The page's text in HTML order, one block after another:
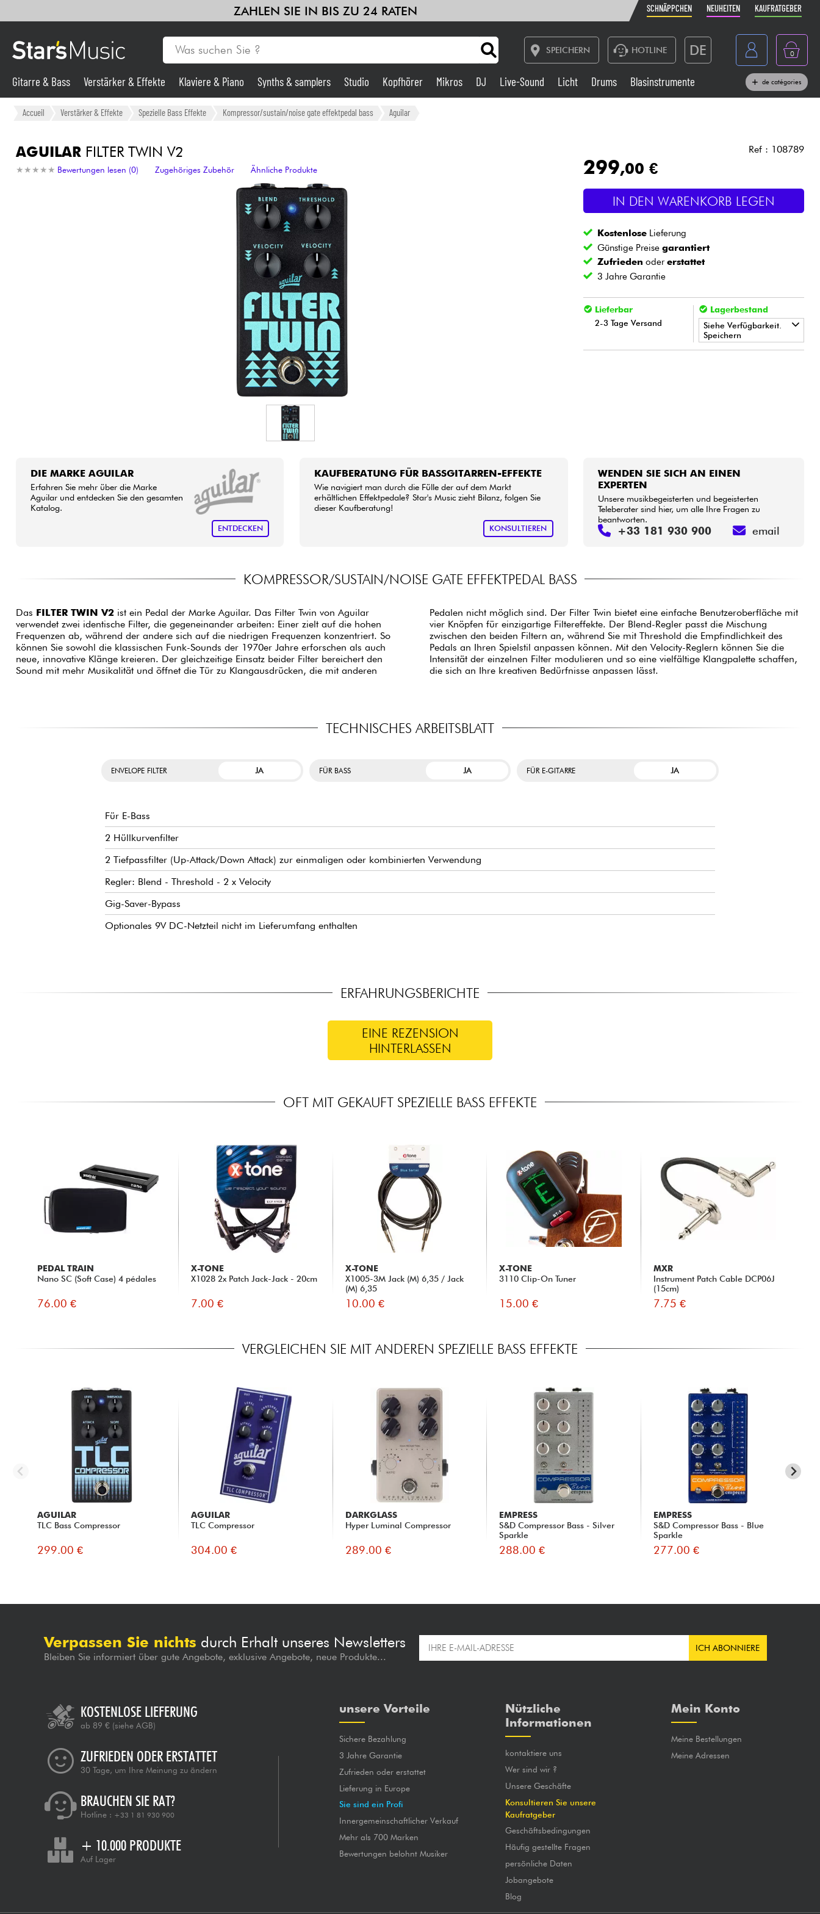
ZAHLEN SIE IN BIS ZU 24 RATEN SCHNÄPPCHEN NEUHEITEN KAUFRATGEBER
SPEICHERN HOTLINE DE
Belgique
Nederland
0
Gitarre & Bass Verstärker & Effekte
Synths & samplers
Live-Sound
Drums Blasinstrumente
Kinder Kabel & Zubehöre
Bundle
Gitarre & Bass Verstärker & Effekte Klaviere & Piano Synths & samplers Studio Kopfhörer Mikros DJ Live-Sound Licht Drums Blasinstrumente de catégories
Accueil Verstärker & Effekte Spezielle Bass Effekte Kompressor/sustain/noise gate effektpedal bass Aguilar
AGUILARFILTER TWIN V2
★ ★ ★ ★ ★
★ ★ ★ ★ ★ Bewertungen lesen (0) Zugehöriges Zubehör Ähnliche Produkte
Ref : 108789
299,00 €
IN DEN WARENKORB LEGEN
Kostenlose Lieferung
Günstige Preisegarantiert
Zufrieden odererstattet
3 Jahre Garantie
Lieferbar
2-3 Tage Versand
Lagerbestand
Siehe Verfügbarkeit.
Speichern
DIE MARKE AGUILAR
Erfahren Sie mehr über die Marke
Aguilar und entdecken Sie den gesamten
Katalog.
ENTDECKEN
KAUFBERATUNG FÜR BASSGITARREN-EFFEKTE
Wie navigiert man durch die Fülle der auf dem Markt
erhältlichen Effektpedale? Star's Music zieht Bilanz, folgen Sie
dieser Kaufberatung!
KONSULTIEREN
WENDEN SIE SICH AN EINEN
EXPERTEN
Unsere musikbegeisterten und begeisterten
Teleberater sind hier, um alle Ihre Fragen zu
beantworten.
+33 181 930 900 email
KOMPRESSOR/SUSTAIN/NOISE GATE EFFEKTPEDAL BASS
Das FILTER TWIN V2ist ein Pedal der Marke Aguilar. Das Filter Twin von Aguilar
verwendet zwei identische Filter, die gegeneinander arbeiten: Einer zielt auf die hohen
Frequenzen ab, während der andere sich auf die niedrigen Frequenzen konzentriert. So
können Sie sowohl die klassischen Funk-Sounds der 1970er Jahre erforschen als auch
neue, innovative Klänge kreieren. Der gleichzeitige Einsatz beider Filter bereichert den
Sound mit mehr Musikalität und öffnet die Tür zu Klangausdrücken, die mit anderen
Pedalen nicht möglich sind. Der Filter Twin bietet eine einfache Benutzeroberfläche mit
vier Knöpfen für einzigartige Filtereffekte. Der Blend-Regler passt die Mischung
zwischen den beiden Filtern an, während Sie mit Threshold die Empfindlichkeit des
Pedals an Ihren Spielstil anpassen können. Mit den Velocity-Reglern können Sie die
Intensität der einzelnen Filter modulieren und so eine vielfältige Klangpalette schaffen,
die sich an Ihre kreativen Bedürfnisse anpassen lässt.
TECHNISCHES ARBEITSBLATT
ENVELOPE FILTER JA FÜR BASS JA FÜR E-GITARRE JA
Für E-Bass
2 Hüllkurvenfilter
2 Tiefpassfilter (Up-Attack/Down Attack) zur einmaligen oder kombinierten Verwendung
Regler: Blend - Threshold - 2 x Velocity
Gig-Saver-Bypass
Optionales 9V DC-Netzteil nicht im Lieferumfang enthalten
ERFAHRUNGSBERICHTE
EINE REZENSION
HINTERLASSEN
OFT MIT GEKAUFT SPEZIELLE BASS EFFEKTE
PEDAL TRAIN
Nano SC (Soft Case) 4 pédales
76.00 €
X-TONE
X1028 2x Patch Jack-Jack - 20cm
7.00 €
X-TONE
X1005-3M Jack (M) 6,35 / Jack
(M) 6,35
10.00 €
X-TONE
3110 Clip-On Tuner
15.00 €
MXR
Instrument Patch Cable DCP06J
(15cm)
7.75 €
VERGLEICHEN SIE MIT ANDEREN SPEZIELLE BASS EFFEKTE
AGUILAR
TLC Bass Compressor
299.00 €
AGUILAR
TLC Compressor
304.00 €
DARKGLASS
Hyper Luminal Compressor
289.00 €
EMPRESS
S&D Compressor Bass - Silver
Sparkle
288.00 €
EMPRESS
S&D Compressor Bass - Blue
Sparkle
277.00 €
Verpassen Sie nichts durch Erhalt unseres Newsletters
Bleiben Sie informiert über gute Angebote, exklusive Angebote, neue Produkte...
ICH ABONNIERE
KOSTENLOSE LIEFERUNG
ab 89 € (siehe AGB)
ZUFRIEDEN ODER ERSTATTET
30 Tage, um Ihre Meinung zu ändern
BRAUCHEN SIE RAT?
Hotline : +33 1 81 930 900
+ 10.000 PRODUKTE
Auf Lager
unsere Vorteile
Sichere Bezahlung
3 Jahre Garantie
Zufrieden oder erstattet
Lieferung in Europe
Sie sind ein Profi
Innergemeinschaftlicher Verkauf
Mehr als 700 Marken
Bewertungen belohnt Musiker
Nützliche
Informationen
kontaktiere uns
Wer sind wir ?
Unsere Geschäfte
Konsultieren Sie unsere
Kaufratgeber
Geschäftsbedingungen
Häufig gestellte Fragen
persönliche Daten
Jobangebote
Blog
Mein Konto
Meine Bestellungen
Meine Adressen